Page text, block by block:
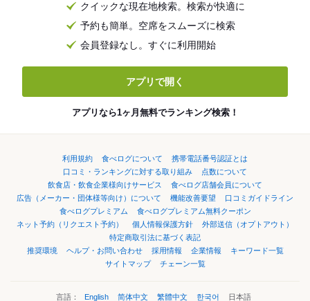
クイックな現在地検索。検索が快適に
予約も簡単。空席をスムーズに検索
会員登録なし。すぐに利用開始
アプリで開く
アプリなら1ヶ月無料でランキング検索！
利用規約 食べログについて
携帯電話番号認証とは
口コミ・ランキングに対する取り組み
点数について
飲食店・飲食企業様向けサービス
食べログ店舗会員について
広告（メーカー・団体様等向け）について
機能改善要望
口コミガイドライン
食べログプレミアム
食べログプレミアム無料クーポン
ネット予約（リクエスト予約）
個人情報保護方針
外部送信（オプトアウト）
特定商取引法に基づく表記
推奨環境
ヘルプ・お問い合わせ 採用情報 企業情報
キーワード一覧
サイトマップ
チェーン一覧
言語： English 简体中文 繁體中文 한국어 日本語